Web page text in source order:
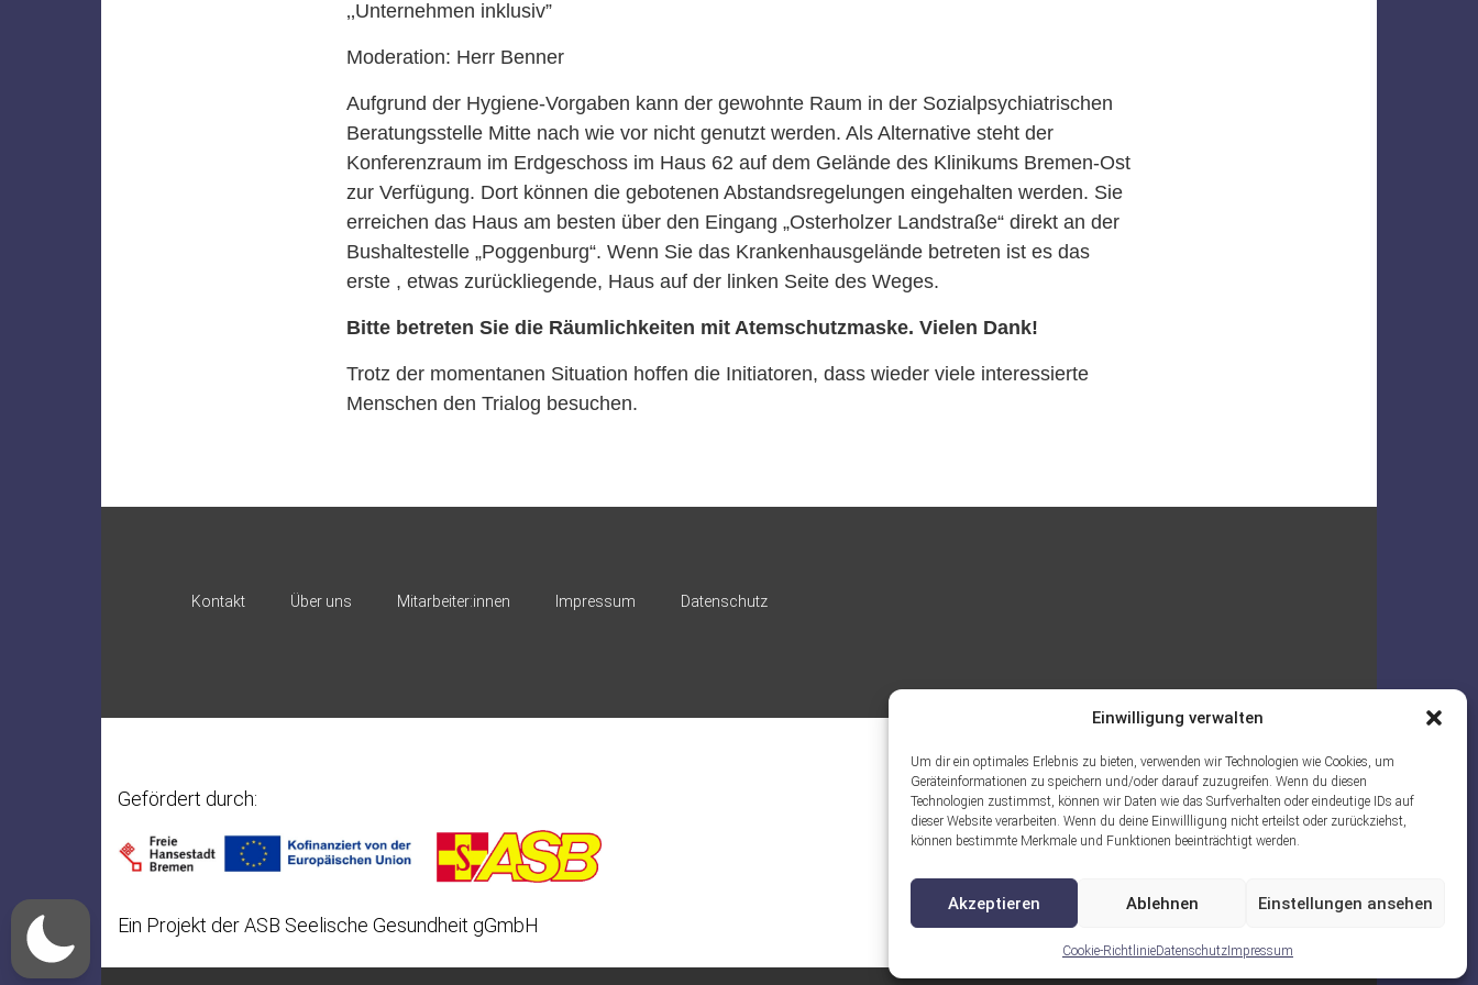
Einwilligung verwalten
Um dir ein optimales Erlebnis zu bieten, verwenden wir Technologien wie Cookies, um
Geräteinformationen zu speichern und/oder darauf zuzugreifen. Wenn du diesen
Technologien zustimmst, können wir Daten wie das Surfverhalten oder eindeutige IDs auf
dieser Website verarbeiten. Wenn du deine Einwillligung nicht erteilst oder zurückziehst,
können bestimmte Merkmale und Funktionen beeinträchtigt werden.
Akzeptieren Ablehnen Einstellungen ansehen
Cookie-RichtlinieDatenschutzImpressum
‚‚Unternehmen inklusiv”
Moderation: Herr Benner
Aufgrund der Hygiene-Vorgaben kann der gewohnte Raum in der Sozialpsychiatrischen
Beratungsstelle Mitte nach wie vor nicht genutzt werden. Als Alternative steht der
Konferenzraum im Erdgeschoss im Haus 62 auf dem Gelände des Klinikums Bremen-Ost
zur Verfügung. Dort können die gebotenen Abstandsregelungen eingehalten werden. Sie
erreichen das Haus am besten über den Eingang „Osterholzer Landstraße“ direkt an der
Bushaltestelle „Poggenburg“. Wenn Sie das Krankenhausgelände betreten ist es das
erste , etwas zurückliegende, Haus auf der linken Seite des Weges.
Bitte betreten Sie die Räumlichkeiten mit Atemschutzmaske. Vielen Dank!
Trotz der momentanen Situation hoffen die Initiatoren, dass wieder viele interessierte
Menschen den Trialog besuchen.
Kontakt Über uns Mitarbeiter:innen Impressum Datenschutz
Gefördert durch:
Ein Projekt der ASB Seelische Gesundheit gGmbH